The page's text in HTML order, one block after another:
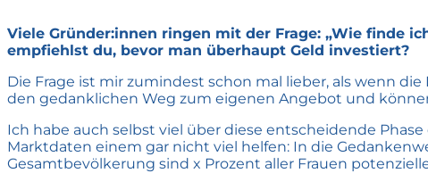
Viele Gründer:innen ringen mit der Frage: „Wie finde
empfiehlst du, bevor man überhaupt Geld investiert?
Die Frage ist mir zumindest schon mal lieber, als wenn
den gedanklichen Weg zum eigenen Angebot und
Ich habe auch selbst viel über diese entscheidende
Marktdaten einem gar nicht viel helfen: In die
Gesamtbevölkerung sind x Prozent aller Frauen